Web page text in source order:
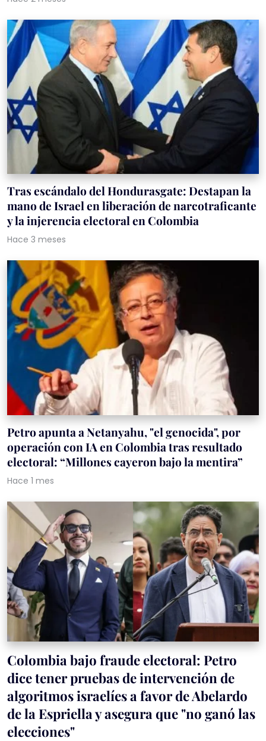
Tras escándalo del Hondurasgate: Destapan la
mano de Israel en liberación de narcotraficante
y la injerencia electoral en Colombia
Hace 3 meses
Petro apunta a Netanyahu, "el genocida", por
operación con IA en Colombia tras resultado
electoral: “Millones cayeron bajo la mentira”
Hace 1 mes
Colombia bajo fraude electoral: Petro
dice tener pruebas de intervención de
algoritmos israelíes a favor de Abelardo
de la Espriella y asegura que "no ganó las
elecciones"